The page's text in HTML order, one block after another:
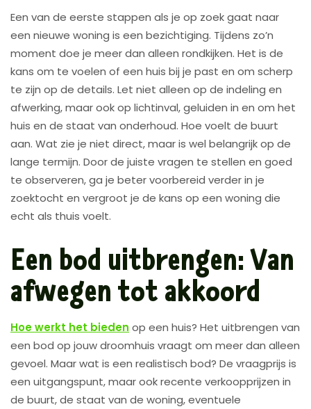
Een van de eerste stappen als je op zoek gaat naar
een nieuwe woning is een bezichtiging. Tijdens zo’n
moment doe je meer dan alleen rondkijken. Het is de
kans om te voelen of een huis bij je past en om scherp
te zijn op de details. Let niet alleen op de indeling en
afwerking, maar ook op lichtinval, geluiden in en om het
huis en de staat van onderhoud. Hoe voelt de buurt
aan. Wat zie je niet direct, maar is wel belangrijk op de
lange termijn. Door de juiste vragen te stellen en goed
te observeren, ga je beter voorbereid verder in je
zoektocht en vergroot je de kans op een woning die
echt als thuis voelt.
Een bod uitbrengen: Van
afwegen tot akkoord
Hoe werkt het bieden op een huis? Het uitbrengen van
een bod op jouw droomhuis vraagt om meer dan alleen
gevoel. Maar wat is een realistisch bod? De vraagprijs is
een uitgangspunt, maar ook recente verkoopprijzen in
de buurt, de staat van de woning, eventuele